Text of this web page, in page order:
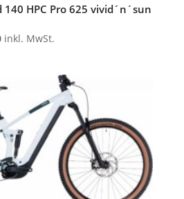
140 HPC Pro 625 vivid´n´sun
Aktueller
€ 3
inkl. MwSt.